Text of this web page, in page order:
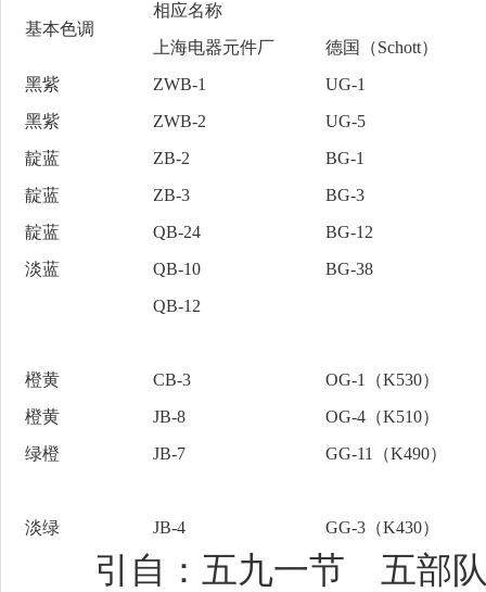
基本色调
相应名称
上海电器元件厂
德国（Schott）
黑紫
ZWB-1
UG-1
黑紫
ZWB-2
UG-5
靛蓝
ZB-2
BG-1
靛蓝
ZB-3
BG-3
靛蓝
QB-24
BG-12
淡蓝
QB-10
BG-38
QB-12
橙黄 CB-3
OG-1（K530）
橙黄
JB-8
OG-4（K510）
绿橙
JB-7 GG-11（K490）
淡绿 JB-4 GG-3（K430）
引自：五九一节 五部队